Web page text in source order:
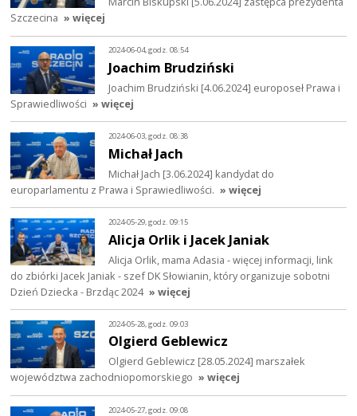
Szczecina » więcej
2024-06-04, godz. 08:54
Joachim Brudziński
Joachim Brudziński [4.06.2024] europoseł Prawa i
Sprawiedliwości » więcej
2024-06-03, godz. 08:38
Michał Jach
Michał Jach [3.06.2024] kandydat do
europarlamentu z Prawa i Sprawiedliwości. » więcej
2024-05-29, godz. 09:15
Alicja Orlik i Jacek Janiak
Alicja Orlik, mama Adasia - więcej informacji, link
do zbiórki Jacek Janiak - szef DK Słowianin, który organizuje sobotni
Dzień Dziecka - Brzdąc 2024 » więcej
2024-05-28, godz. 09:03
Olgierd Geblewicz
Olgierd Geblewicz [28.05.2024] marszałek
województwa zachodniopomorskiego » więcej
2024-05-27, godz. 09:08